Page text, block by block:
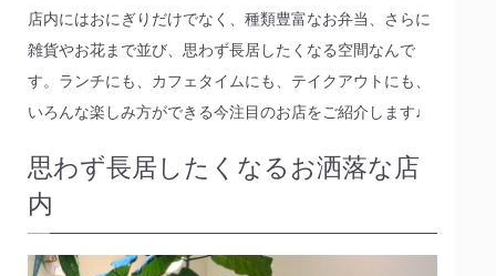
店内にはおにぎりだけでなく、種類豊富なお弁当、さらに
雑貨やお花まで並び、思わず長居したくなる空間なんで
す。ランチにも、カフェタイムにも、テイクアウトにも、
いろんな楽しみ方ができる今注目のお店をご紹介します♩
思わず長居したくなるお洒落な店
内